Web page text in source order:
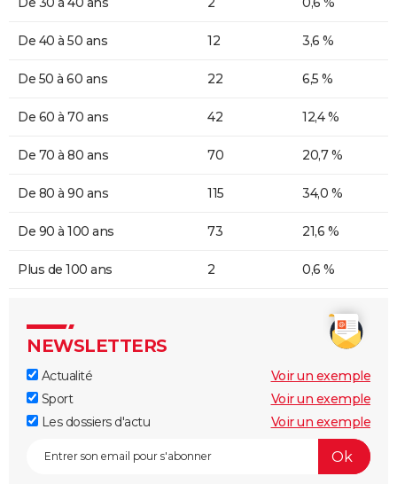
De 40 à 50 ans 12 3,6 %
De 50 à 60 ans 22 6,5 %
De 60 à 70 ans 42 12,4 %
De 70 à 80 ans 70 20,7 %
De 80 à 90 ans 115 34,0 %
De 90 à 100 ans 73 21,6 %
Plus de 100 ans 2 0,6 %
NEWSLETTERS
Actualité
Voir un exemple
Sport
Voir un exemple
Les dossiers d'actu
Voir un exemple